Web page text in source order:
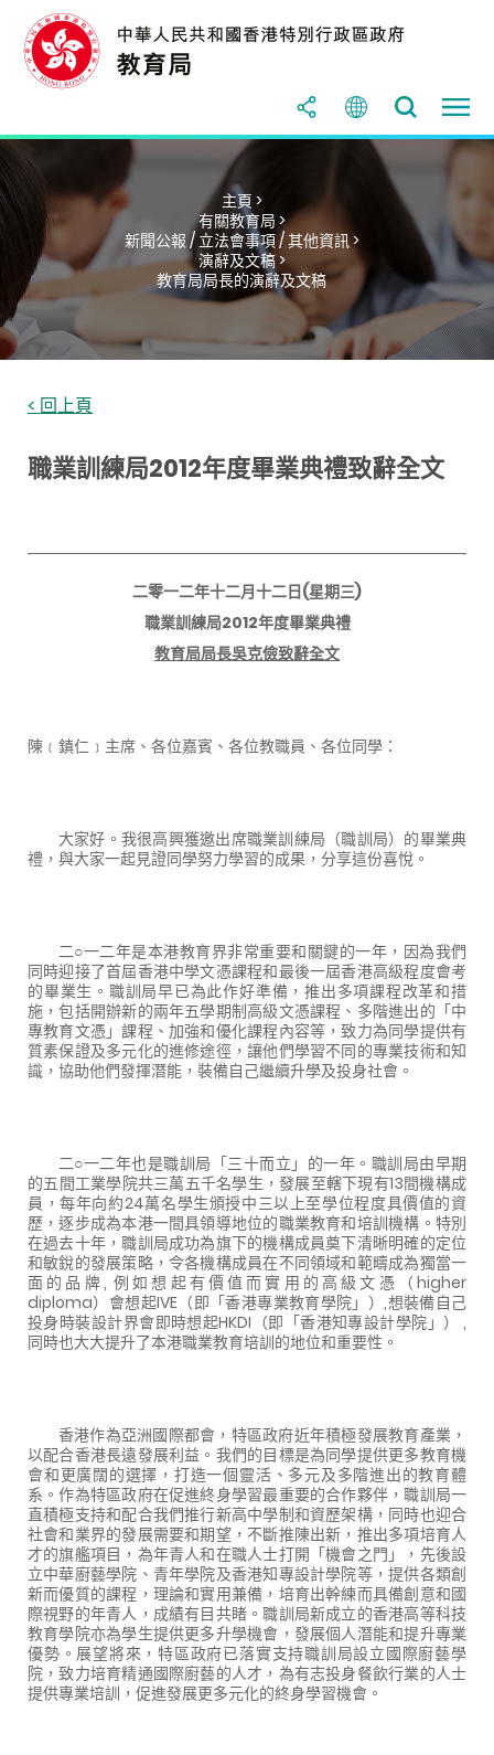
主頁 >
有關教育局 >
新聞公報 / 立法會事項 / 其他資訊 >
演辭及文稿 >
教育局局長的演辭及文稿
< 回上頁
職業訓練局2012年度畢業典禮致辭全文
二零一二年十二月十二日(星期三)
職業訓練局2012年度畢業典禮
教育局局長吳克儉致辭全文
陳﹝鎮仁﹞主席、各位嘉賓、各位教職員、各位同學：
大家好。我很高興獲邀出席職業訓練局（職訓局）的畢業典
禮，與大家一起見證同學努力學習的成果，分享這份喜悅。
二○一二年是本港教育界非常重要和關鍵的一年，因為我們
同時迎接了首屆香港中學文憑課程和最後一屆香港高級程度會考
的畢業生。職訓局早已為此作好準備，推出多項課程改革和措
施，包括開辦新的兩年五學期制高級文憑課程、多階進出的「中
專教育文憑」課程、加強和優化課程內容等，致力為同學提供有
質素保證及多元化的進修途徑，讓他們學習不同的專業技術和知
識，協助他們發揮潛能，裝備自己繼續升學及投身社會。
二○一二年也是職訓局「三十而立」的一年。職訓局由早期
的五間工業學院共三萬五千名學生，發展至轄下現有13間機構成
員，每年向約24萬名學生頒授中三以上至學位程度具價值的資
歷，逐步成為本港一間具領導地位的職業教育和培訓機構。特別
在過去十年，職訓局成功為旗下的機構成員奠下清晰明確的定位
和敏銳的發展策略，令各機構成員在不同領域和範疇成為獨當一
面的品牌, 例如想起有價值而實用的高級文憑（higher
diploma）會想起IVE（即「香港專業教育學院」）,想裝備自己
投身時裝設計界會即時想起HKDI （即「香港知專設計學院」）
,
同時也大大提升了本港職業教育培訓的地位和重要性。
香港作為亞洲國際都會，特區政府近年積極發展教育產業，
以配合香港長遠發展利益。我們的目標是為同學提供更多教育機
會和更廣闊的選擇，打造一個靈活、多元及多階進出的教育體
系。作為特區政府在促進終身學習最重要的合作夥伴，職訓局一
直積極支持和配合我們推行新高中學制和資歷架構，同時也迎合
社會和業界的發展需要和期望，不斷推陳出新，推出多項培育人
才的旗艦項目，為年青人和在職人士打開「機會之門」，先後設
立中華廚藝學院、青年學院及香港知專設計學院等，提供各類創
新而優質的課程，理論和實用兼備，培育出幹練而具備創意和國
際視野的年青人，成績有目共睹。職訓局新成立的香港高等科技
教育學院亦為學生提供更多升學機會，發展個人潛能和提升專業
優勢。展望將來，特區政府已落實支持職訓局設立國際廚藝學
院，致力培育精通國際廚藝的人才，為有志投身餐飲行業的人士
提供專業培訓，促進發展更多元化的終身學習機會。